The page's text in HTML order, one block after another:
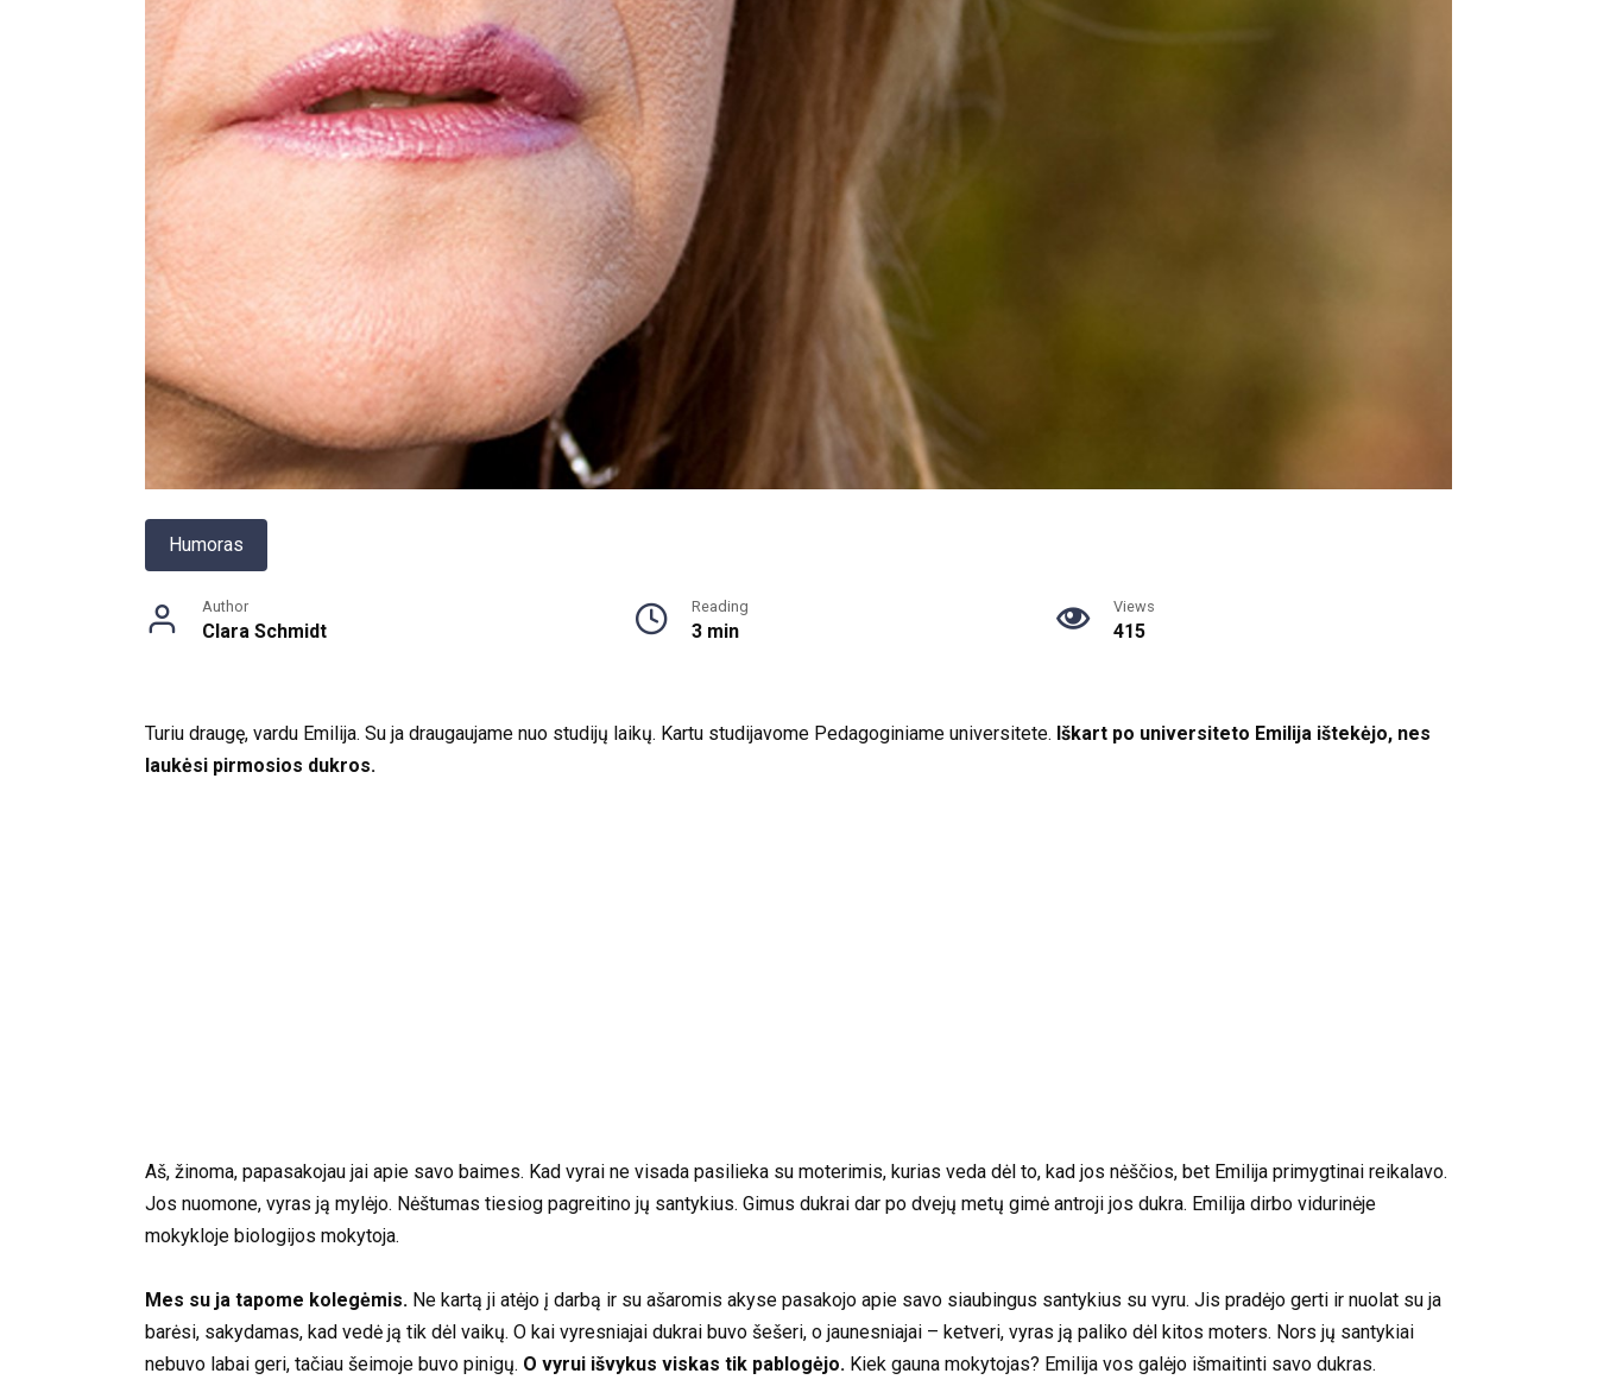
Humoras
Author
Clara Schmidt
Reading
3 min
Views
415
Turiu draugę, vardu Emilija. Su ja draugaujame nuo studijų laikų. Kartu studijavome Pedagoginiame universitete. Iškart po universiteto Emilija ištekėjo, nes
laukėsi pirmosios dukros.
Aš, žinoma, papasakojau jai apie savo baimes. Kad vyrai ne visada pasilieka su moterimis, kurias veda dėl to, kad jos nėščios, bet Emilija primygtinai reikalavo.
Jos nuomone, vyras ją mylėjo. Nėštumas tiesiog pagreitino jų santykius. Gimus dukrai dar po dvejų metų gimė antroji jos dukra. Emilija dirbo vidurinėje
mokykloje biologijos mokytoja.
Mes su ja tapome kolegėmis. Ne kartą ji atėjo į darbą ir su ašaromis akyse pasakojo apie savo siaubingus santykius su vyru. Jis pradėjo gerti ir nuolat su ja
barėsi, sakydamas, kad vedė ją tik dėl vaikų. O kai vyresniajai dukrai buvo šešeri, o jaunesniajai – ketveri, vyras ją paliko dėl kitos moters. Nors jų santykiai
nebuvo labai geri, tačiau šeimoje buvo pinigų. O vyrui išvykus viskas tik pablogėjo. Kiek gauna mokytojas? Emilija vos galėjo išmaitinti savo dukras.